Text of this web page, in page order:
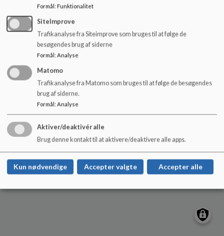
Kildeskolen
Gyrstinge Bygade 34, 4100 Ringsted
kildeskolen@ringsted.dk
+45 57 62 72 60
EAN NR. 5798007642808
Sitemap
Cookie politik
Formål: Funktionalitet
SiteImprove
Trafikanalyse fra Siteimprove som bruges til at følge de
besøgendes brug af siderne
Formål: Analyse
Matomo
Trafikanalyse fra Matomo som bruges til at følge de besøgendes
brug af siderne.
Formål: Analyse
Aktiver/deaktivér alle
Brug denne kontakt til at aktivere/deaktivere alle apps.
Kun nødvendige Accepter valgte Accepter alle